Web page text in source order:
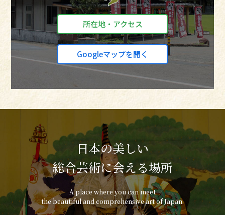
所在地・アクセス
Googleマップを開く
日本の美しい
総合芸術に会える場所
A place where you can meet
the beautiful and comprehensive art of Japan.